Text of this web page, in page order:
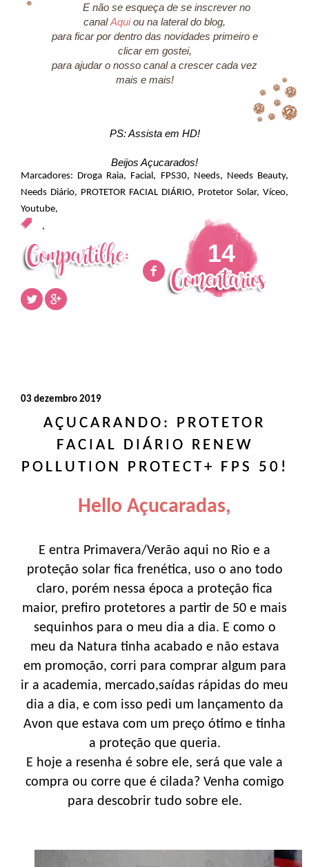
E não se esqueça de se inscrever no
canalAquiou na lateral do blog,
para ficar por dentro das novidades primeiro e
clicar em gostei,
para ajudar o nosso canal a crescer cada vez
mais e mais!
PS: Assista em HD!
Beijos Açucarados!
Marcadores: Droga Raia, Facial , FPS30, Needs, Needs Beauty,
Needs Diário, PROTETOR FACIAL DIÁRIO, Protetor Solar, Víceo,
Youtube,
,
14
03 dezembro 2019
AÇUCARANDO: PROTETOR
FACIAL DIÁRIO RENEW
POLLUTION PROTECT+ FPS 50!
Hello Açucaradas,
E entra Primavera/Verão aqui no Rio e a
proteção solar fica frenética, uso o ano todo
claro, porém nessa época a proteção fica
maior, prefiro protetores a partir de 50 e mais
sequinhos para o meu dia a dia. E como o
meu da Natura tinha acabado e não estava
em promoção, corri para comprar algum para
ir a academia, mercado,saídas rápidas do meu
dia a dia, e com isso pedi um lançamento da
Avon que estava com um preço ótimo e tinha
a proteção que queria.
E hoje a resenha é sobre ele, será que vale a
compra ou corre que é cilada? Venha comigo
para descobrir tudo sobre ele.